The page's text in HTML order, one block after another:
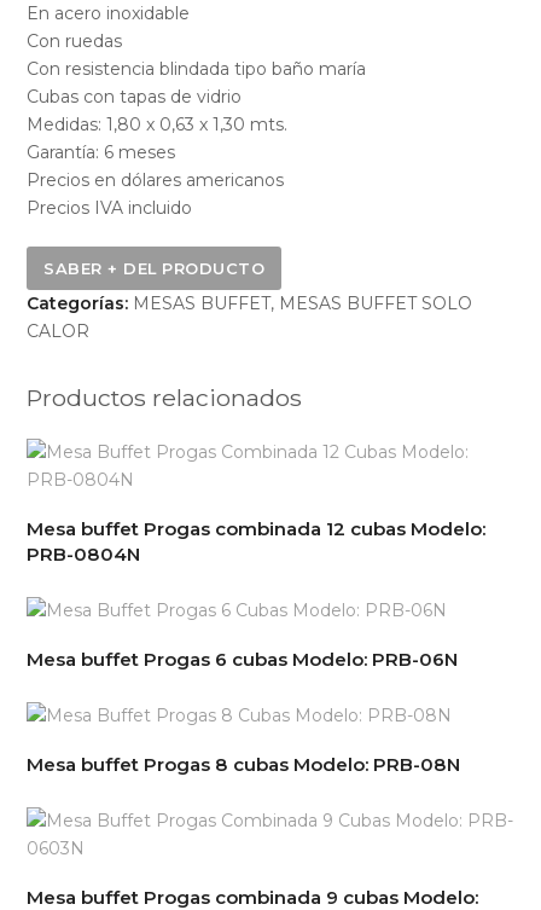
En acero inoxidable
Con ruedas
Con resistencia blindada tipo baño maría
Cubas con tapas de vidrio
Medidas: 1,80 x 0,63 x 1,30 mts.
Garantía: 6 meses
Precios en dólares americanos
Precios IVA incluido
Categorías: MESAS BUFFET, MESAS BUFFET SOLO
CALOR
Productos relacionados
Mesa buffet Progas combinada 12 cubas Modelo:
PRB-0804N
Mesa buffet Progas 6 cubas Modelo: PRB-06N
Mesa buffet Progas 8 cubas Modelo: PRB-08N
Mesa buffet Progas combinada 9 cubas Modelo: